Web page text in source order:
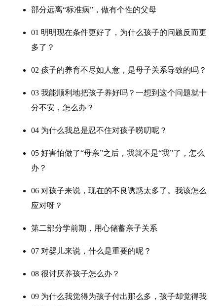
部分远离“标准病”，做有个性的父母
01 明明现在条件更好了，为什么孩子的问题反而更
多了？
02 孩子的养育不尽如人意，是母子关系导致的吗？
03 我能顺利地把孩子养好吗？一想到这个问题就十
分不安，怎么办？
04 为什么我总是忍不住对孩子唠叨呢？
05 好害怕做了“母亲”之后，我就不是“我”了，怎么
办？
06 对孩子来说，现在的不良诱惑太多了。我该怎么
应对呀？
第二部分学前期，用心储蓄亲子关系
07 对婴儿来说，什么是重要的呢？
08 很讨厌养孩子怎么办？
09 为什么我觉得为孩子付出那么多，孩子却觉得我